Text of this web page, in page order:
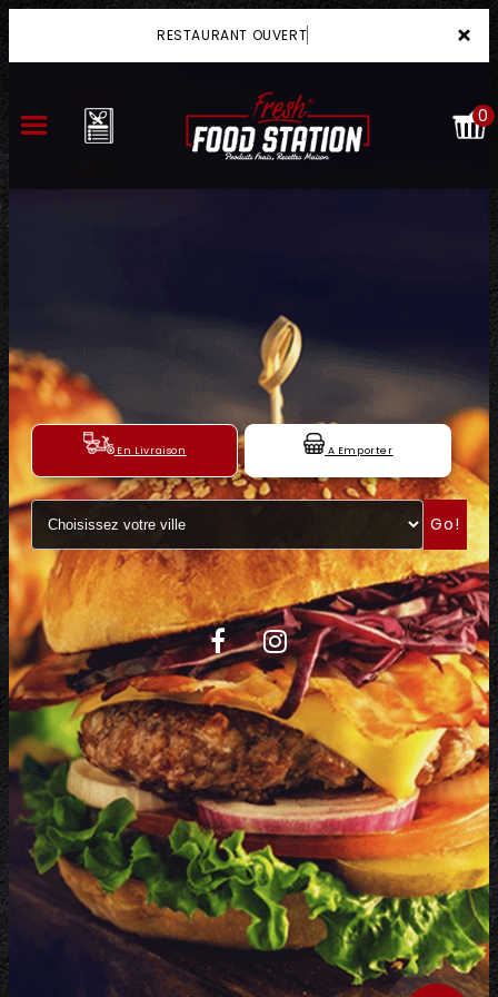
×
RESTAURANT OUVERT
VOTRE COMPTE
NOTRE RESTAURANT
VOS AVIS
MENTIONS LÉGALES
C.G.V
0
En Livraison A Emporter
Go!